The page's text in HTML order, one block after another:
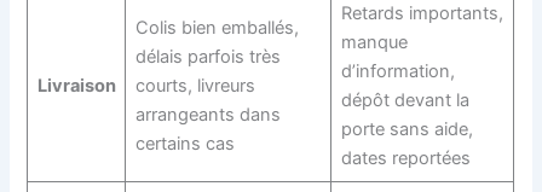
Livraison
Colis bien emballés,
délais parfois très
courts, livreurs
arrangeants dans
certains cas
Retards importants,
manque
d’information,
dépôt devant la
porte sans aide,
dates reportées